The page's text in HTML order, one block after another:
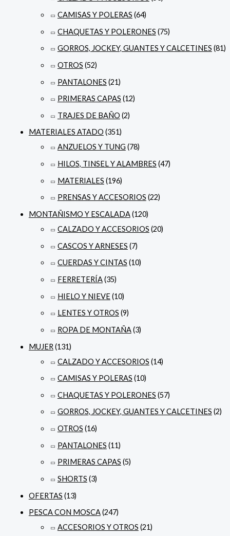
CAMISAS Y POLERAS (64)
CHAQUETAS Y POLERONES (75)
GORROS, JOCKEY, GUANTES Y CALCETINES (81)
OTROS (52)
PANTALONES (21)
PRIMERAS CAPAS (12)
TRAJES DE BAÑO (2)
MATERIALES ATADO (351)
ANZUELOS Y TUNG (78)
HILOS, TINSEL Y ALAMBRES (47)
MATERIALES (196)
PRENSAS Y ACCESORIOS (22)
MONTAÑISMO Y ESCALADA(120)
CALZADO Y ACCESORIOS (20)
CASCOS Y ARNESES (7)
CUERDAS Y CINTAS (10)
FERRETERÍA(35)
HIELO Y NIEVE(10)
LENTES Y OTROS (9)
ROPA DE MONTAÑA(3)
MUJER(131)
CALZADO Y ACCESORIOS (14)
CAMISAS Y POLERAS (10)
CHAQUETAS Y POLERONES (57)
GORROS, JOCKEY, GUANTES Y CALCETINES (2)
OTROS (16)
PANTALONES (11)
PRIMERAS CAPAS (5)
SHORTS (3)
OFERTAS (13)
PESCA CON MOSCA(247)
ACCESORIOS Y OTROS (21)